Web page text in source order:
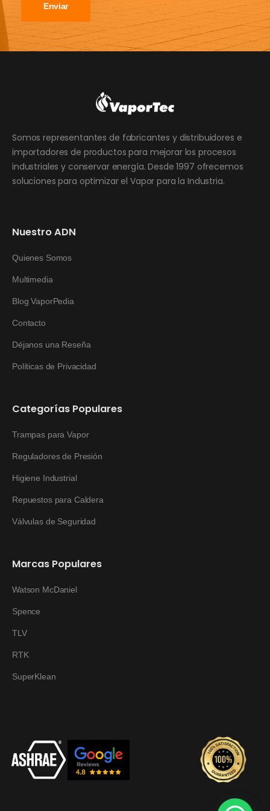
Enviar
Somos representantes de fabricantes y distribuidores e
importadores de productos para mejorar los procesos
industriales y conservar energía. Desde 1997 ofrecemos
soluciones para optimizar el Vapor para la Industria.
Nuestro ADN
Quienes Somos
Multimedia
Blog VaporPedia
Contacto
Déjanos una Reseña
Políticas de Privacidad
Categorías Populares
Trampas para Vapor
Reguladores de Presión
Higiene Industrial
Repuestos para Caldera
Válvulas de Seguridad
Marcas Populares
Watson McDaniel
Spence
TLV
RTK
SuperKlean